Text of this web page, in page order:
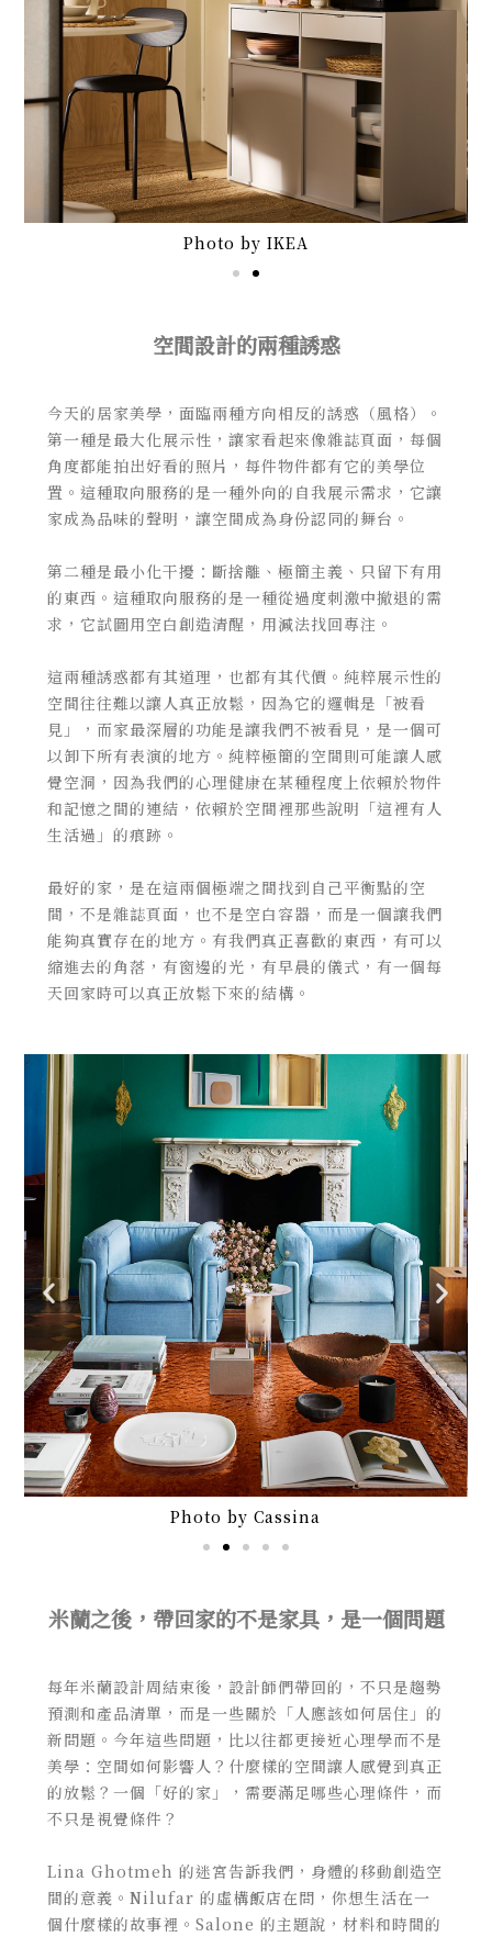
Photo by IKEA
空間設計的兩種誘惑
今天的居家美學，面臨兩種方向相反的誘惑（風格）。
第一種是最大化展示性，讓家看起來像雜誌頁面，每個
角度都能拍出好看的照片，每件物件都有它的美學位
置。這種取向服務的是一種外向的自我展示需求，它讓
家成為品味的聲明，讓空間成為身份認同的舞台。
第二種是最小化干擾：斷捨離、極簡主義、只留下有用
的東西。這種取向服務的是一種從過度刺激中撤退的需
求，它試圖用空白創造清醒，用減法找回專注。
這兩種誘惑都有其道理，也都有其代價。純粹展示性的
空間往往難以讓人真正放鬆，因為它的邏輯是「被看
見」，而家最深層的功能是讓我們不被看見，是一個可
以卸下所有表演的地方。純粹極簡的空間則可能讓人感
覺空洞，因為我們的心理健康在某種程度上依賴於物件
和記憶之間的連結，依賴於空間裡那些說明「這裡有人
生活過」的痕跡。
最好的家，是在這兩個極端之間找到自己平衡點的空
間，不是雜誌頁面，也不是空白容器，而是一個讓我們
能夠真實存在的地方。有我們真正喜歡的東西，有可以
縮進去的角落，有窗邊的光，有早晨的儀式，有一個每
天回家時可以真正放鬆下來的結構。
Photo by Cassina
米蘭之後，帶回家的不是家具，是一個問題
每年米蘭設計周結束後，設計師們帶回的，不只是趨勢
預測和產品清單，而是一些關於「人應該如何居住」的
新問題。今年這些問題，比以往都更接近心理學而不是
美學：空間如何影響人？什麼樣的空間讓人感覺到真正
的放鬆？一個「好的家」，需要滿足哪些心理條件，而
不只是視覺條件？
Lina Ghotmeh 的迷宮告訴我們，身體的移動創造空
間的意義。Nilufar 的虛構飯店在問，你想生活在一
個什麼樣的故事裡。Salone 的主題說，材料和時間的